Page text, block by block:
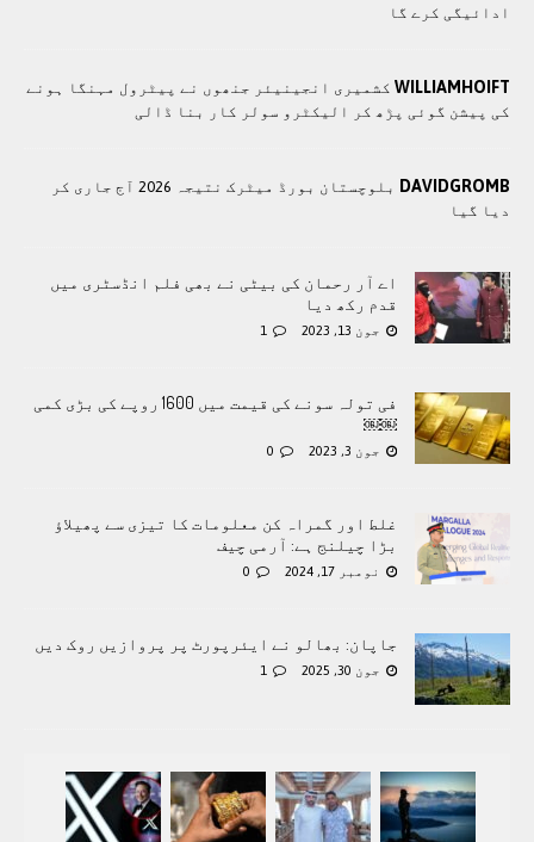
ادائیگی کرے گا
WILLIAMHOIFT کشمیری انجینیئر جنھوں نے پیٹرول مہنگا ہونے
کی پیشن گوئی پڑھ کر الیکٹرو سولر کار بنا ڈالی
DAVIDGROMB
بلوچستان بورڈ میٹرک نتیجہ 2026 آج جاری کر
دیا گیا
اے آر رحمان کی بیٹی نے بھی فلم انڈسٹری میں
قدم رکھ دیا
جون 13, 2023 1
فی تولہ سونے کی قیمت میں 1600 روپے کی بڑی کمی
￼￼
جون 3, 2023 0
غلط اور گمراہ کن معلومات کا تیزی سے پھیلاؤ
بڑا چیلنج ہے: آرمی چیف
نومبر 17, 2024 0
جاپان: بھالو نے ایئرپورٹ پر پروازیں روک دیں
جون 30, 2025 1